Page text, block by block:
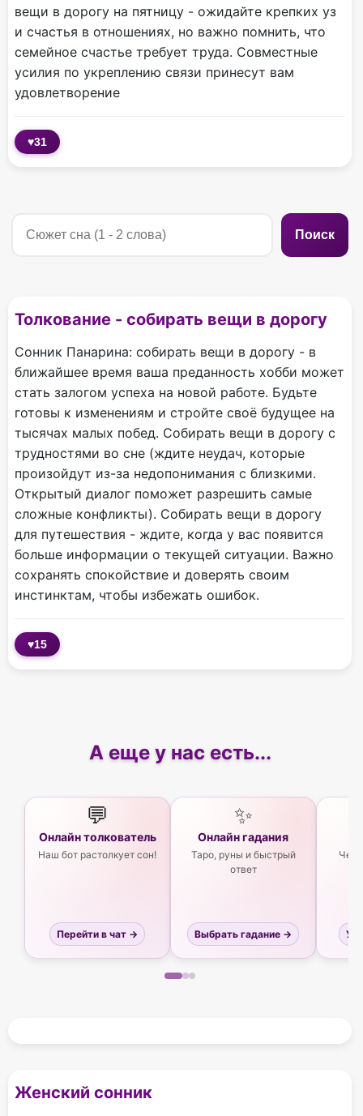
вещи в дорогу на пятницу - ожидайте крепких уз
и счастья в отношениях, но важно помнить, что
семейное счастье требует труда. Совместные
усилия по укреплению связи принесут вам
удовлетворение
♥31
Поиск
Толкование - собирать вещи в дорогу
Сонник Панарина: собирать вещи в дорогу - в
ближайшее время ваша преданность хобби может
стать залогом успеха на новой работе. Будьте
готовы к изменениям и стройте своё будущее на
тысячах малых побед. Собирать вещи в дорогу с
трудностями во сне (ждите неудач, которые
произойдут из-за недопонимания с близкими.
Открытый диалог поможет разрешить самые
сложные конфликты). Собирать вещи в дорогу
для путешествия - ждите, когда у вас появится
больше информации о текущей ситуации. Важно
сохранять спокойствие и доверять своим
инстинктам, чтобы избежать ошибок.
♥15
А еще у нас есть...
💬
Онлайн толкователь
Наш бот растолкует сон!
Перейти в чат →
✨
Онлайн гадания
Таро, руны и быстрый
ответ
Выбрать гадание →
Женский сонник